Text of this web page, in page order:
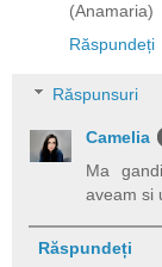
(Anamaria)
Răspundeți
Răspunsuri
Camelia
Ma
aveam si
Răspundeți